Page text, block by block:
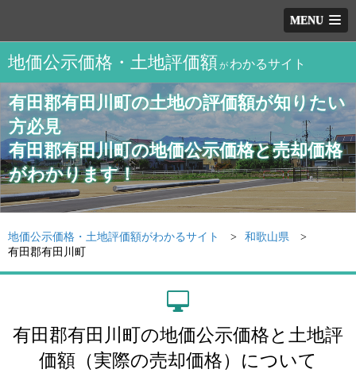
MENU
地価公示価格・土地評価額が わかるサイト
有田郡有田川町の土地の評価額が知りたい
方必見
有田郡有田川町の地価公示価格と売却価格
がわかります！
地価公示価格・土地評価額がわかるサイト
和歌山県
有田郡有田川町
有田郡有田川町の地価公示価格と土地評
価額（実際の売却価格）について